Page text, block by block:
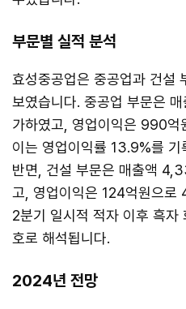
부문별 실적 분석
효성중공업은 중공업과 건설
보였습니다. 중공업 부문은
가하였고, 영업이익은 990
이는 영업이익률 13.9%를 기
반면, 건설 부문은 매출액
고, 영업이익은 124억원으로
2분기 일시적 적자 이후 흑자
호로 해석됩니다.
2024년 전망